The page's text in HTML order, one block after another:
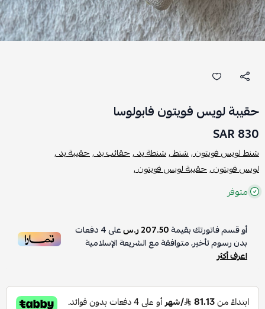
حقيبة لويس فويتون فابولوسا
830 SAR
شنط لويس فويتون ,شنط ,شنطة يد ,حقائب يد ,حقيبة يد ,
لويس فويتون ,حقيبة لويس فويتون ,
متوفر
أو قسم فاتورتك بقيمة207.50 ر.س على4دفعات
بدون رسوم تأخير، متوافقة مع الشريعة الإسلامية
اعرف أكثر